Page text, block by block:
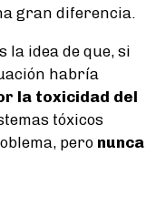
gran diferencia.
idea de que, si
habría
la toxicidad del
tóxicos
pero nunca